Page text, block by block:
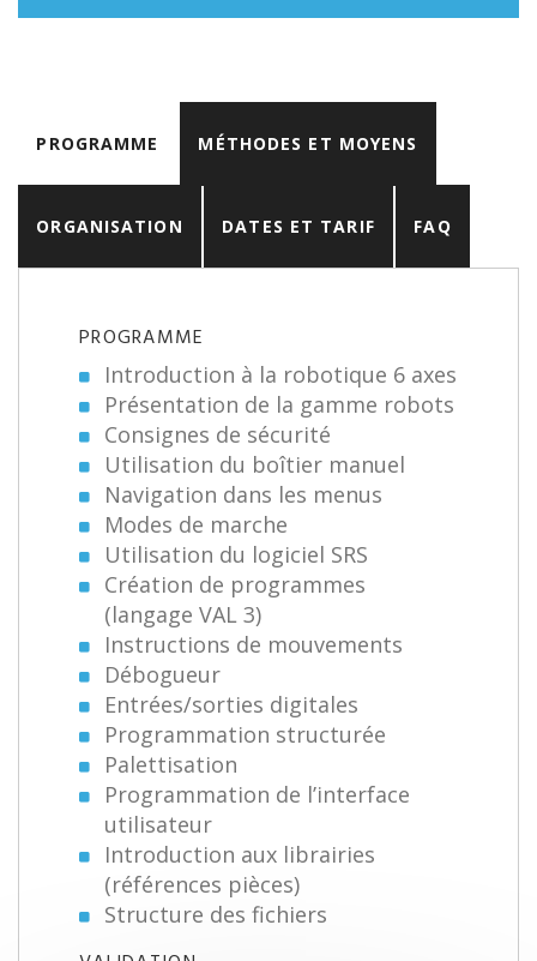
PROGRAMME MÉTHODES ET MOYENS
ORGANISATION DATES ET TARIF FAQ
PROGRAMME
Introduction à la robotique 6 axes
Présentation de la gamme robots
Consignes de sécurité
Utilisation du boîtier manuel
Navigation dans les menus
Modes de marche
Utilisation du logiciel SRS
Création de programmes
(langage VAL 3)
Instructions de mouvements
Débogueur
Entrées/sorties digitales
Programmation structurée
Palettisation
Programmation de l’interface
utilisateur
Introduction aux librairies
(références pièces)
Structure des fichiers